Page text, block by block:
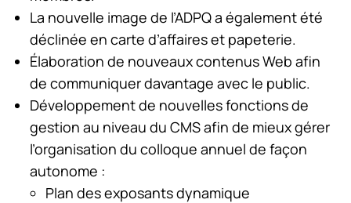
La nouvelle image de l’ADPQ a également été
déclinée en carte d’affaires et papeterie.
Élaboration de nouveaux contenus Web afin
de communiquer davantage avec le public.
Développement de nouvelles fonctions de
gestion au niveau du CMS afin de mieux gérer
l’organisation du colloque annuel de façon
autonome :
Plan des exposants dynamique